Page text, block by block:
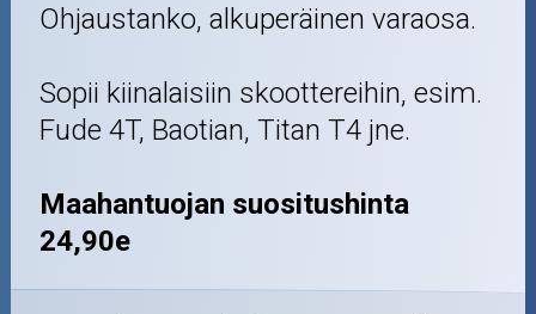
Ohjaustanko, alkuperäinen varaosa.
Sopii kiinalaisiin skoottereihin, esim.
Fude 4T, Baotian, Titan T4 jne.
Maahantuojan suositushinta
24,90e